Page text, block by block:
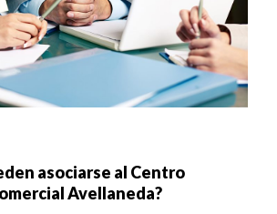
asociarse al Centro
Avellaneda?